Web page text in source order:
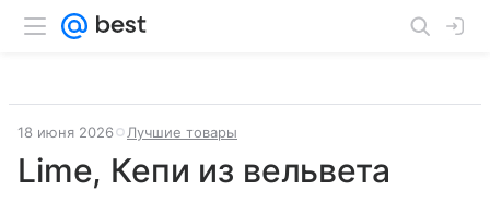
18 июня 2026 Лучшие товары
Lime, Кепи из вельвета